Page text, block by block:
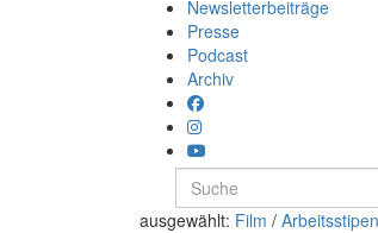
Newsletterbeiträge
Presse
Podcast
Archiv
ausgewählt: Film /